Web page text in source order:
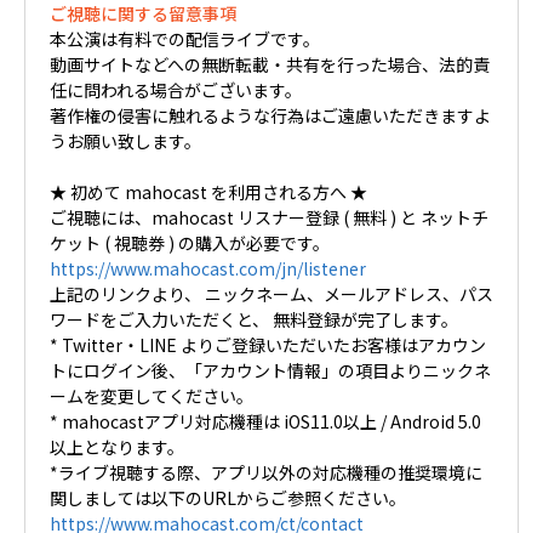
ご視聴に関する留意事項
本公演は有料での配信ライブです。
動画サイトなどへの無断転載・共有を行った場合、法的責
任に問われる場合がございます。
著作権の侵害に触れるような行為はご遠慮いただきますよ
うお願い致します。
★ 初めて mahocast を利用される方へ ★
ご視聴には、mahocast リスナー登録 ( 無料 ) と ネットチ
ケット ( 視聴券 ) の購入が必要です。
https://www.mahocast.com/jn/listener
上記のリンクより、 ニックネーム、メールアドレス、パス
ワードをご入力いただくと、 無料登録が完了します。
* Twitter・LINE よりご登録いただいたお客様はアカウン
トにログイン後、「アカウント情報」の項目よりニックネ
ームを変更してください。
* mahocastアプリ対応機種は iOS11.0以上 / Android 5.0
以上となります。
*ライブ視聴する際、アプリ以外の対応機種の推奨環境に
関しましては以下のURLからご参照ください。
https://www.mahocast.com/ct/contact